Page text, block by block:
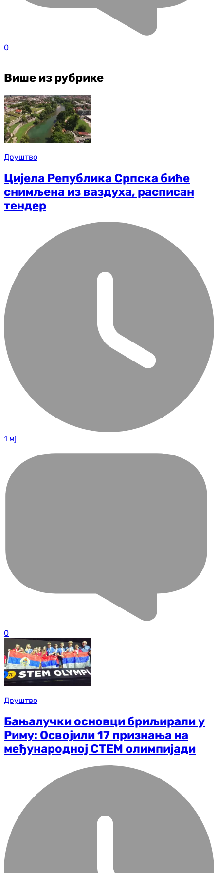
0
Више из рубрике
Друштво
Цијела Република Српска биће
снимљена из ваздуха, расписан
тендер
1 мј
0
Друштво
Бањалучки основци бриљирали у
Риму: Освојили 17 признања на
међународној СТЕМ олимпијади